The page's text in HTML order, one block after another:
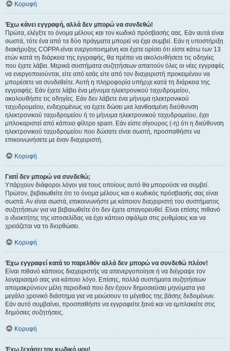
Κορυφή
Έχω κάνει εγγραφή, αλλά δεν μπορώ να συνδεθώ!
Πρώτα, ελέγξτε το όνομα μέλους και τον κωδικό πρόσβασής σας. Εάν αυτά είναι
σωστά, τότε ένα από τα δύο πράγματα μπορεί να έχει συμβεί. Εάν η υποστήριξη
διακήρυξης COPPA είναι ενεργοποιημένη και έχετε ορίσει ότι είστε κάτω των 13
ετών κατά τη διάρκεια της εγγραφής, θα πρέπει να ακολουθήσετε τις οδηγίες
που έχετε λάβει. Μερικά συστήματα συζητήσεων απαιτούν όλες οι νέες εγγραφές
να ενεργοποιούνται, είτε από εσάς είτε από τον διαχειριστή προκειμένου να
μπορέσετε να συνδεθείτε. Αυτή η πληροφορία υπήρχε κατά τη διάρκεια της
εγγραφής. Εάν έχετε λάβει ένα μήνυμα ηλεκτρονικού ταχυδρομείου,
ακολουθήστε τις οδηγίες. Εάν δεν λάβετε ένα μήνυμα ηλεκτρονικού
ταχυδρομείου, ενδεχομένως να έχετε δώσει μια λανθασμένη διεύθυνση
ηλεκτρονικού ταχυδρομείου ή το μήνυμα ηλεκτρονικού ταχυδρομείου, έχει
μπλοκαριστεί από κάποιο φίλτρο spam. Εάν είστε σίγουρος (-η) ότι η διεύθυνση
ηλεκτρονικού ταχυδρομείου που δώσατε είναι σωστή, προσπαθήστε να
επικοινωνήσετε με έναν διαχειριστή.
Κορυφή
Γιατί δεν μπορώ να συνδεθώ;
Υπάρχουν διάφοροι λόγοι για τους οποίους αυτό θα μπορούσε να συμβεί.
Πρώτον, βεβαιωθείτε ότι το όνομα μέλους και ο κωδικός πρόσβασής σας είναι
σωστά. Αν είναι σωστά, επικοινωνήστε με κάποιον διαχειριστή του συστήματος
συζητήσεων για να βεβαιωθείτε ότι δεν έχετε απαγορευθεί. Είναι επίσης πιθανό
ο ιδιοκτήτης της ιστοσελίδας να έχει κάποιο σφάλμα στις ρυθμίσεις και να
χρειάζεται να το διορθώσει.
Κορυφή
Έχω εγγραφεί κατά το παρελθόν αλλά δεν μπορώ να συνδεθώ πλέον!
Είναι πιθανό κάποιος διαχειριστής να απενεργοποίησε ή να διέγραψε τον
λογαριασμό σας για κάποιο λόγο. Επίσης, πολλά συστήματα συζητήσεων
απομακρύνουν μέλη περιοδικά που δεν έχουν δημοσιεύσει μηνύματα για
μεγάλο χρονικό διάστημα για να μειώσουν το μέγεθος της βάσης δεδομένων.
Εάν αυτό συμβαίνει, προσπαθήστε να εγγραφείτε ξανά και να εμπλακείτε στις
δημόσιες συζητήσεις.
Κορυφή
Έχω ξεχάσει τον κωδικό μου!